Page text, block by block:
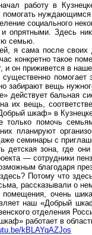
работу в
социального
опрятными. Здесь
семью.
я сама после
конкретно такое
и он приживется в
существенно
забирают вещь
действует бальная
их вещь,
шкаф» в
только помочь
планируют
семинары с
зона, где
— сотрудники
благодаря
Потому что
рассказывали о
помещения, очень
наш «Добрый
отделения
работает в
kBLAYqAZJos